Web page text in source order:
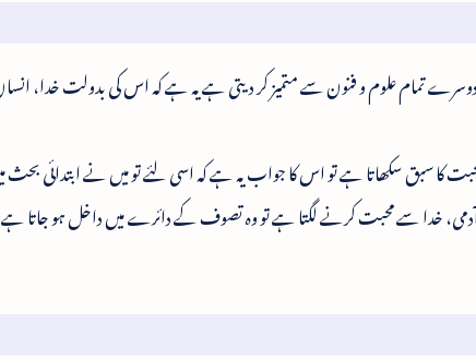
علوم و فنون سے متمیز کر دیتی ہے یہ ہے کہ اس کی بدولت خدا،
کا سبق سکھاتا ہے تو اس کا جواب یہ ہے کہ اسی لئے تو میں نے ابتدائی بحث
خدا سے محبت کرنے لگتا ہے تو وہ تصوف کے دائرے میں داخل ہو جاتا